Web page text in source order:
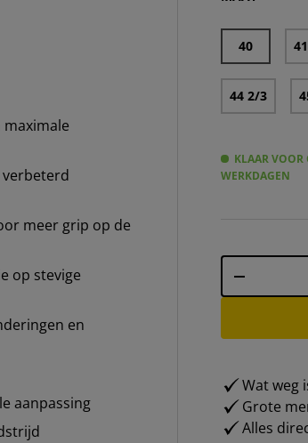
maximale
meer grip op de
op stevige
en
aanpassing
40
44 2/3
KLAAR VOOR
WERKDAGEN
Aantal
-
Wat weg
Grote
Alles